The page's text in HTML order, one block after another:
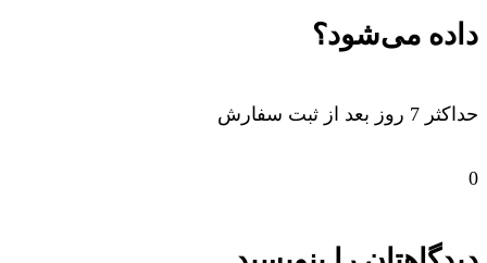
داده می‌شود؟
حداکثر 7 روز بعد از ثبت سفارش
0